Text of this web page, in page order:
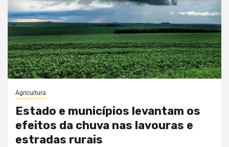
Agricultura
Estado e municípios levantam os
efeitos da chuva nas lavouras e
estradas rurais